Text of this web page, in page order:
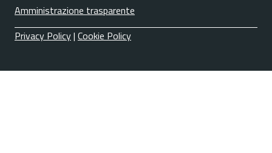
Amministrazione trasparente
Privacy Policy| Cookie Policy